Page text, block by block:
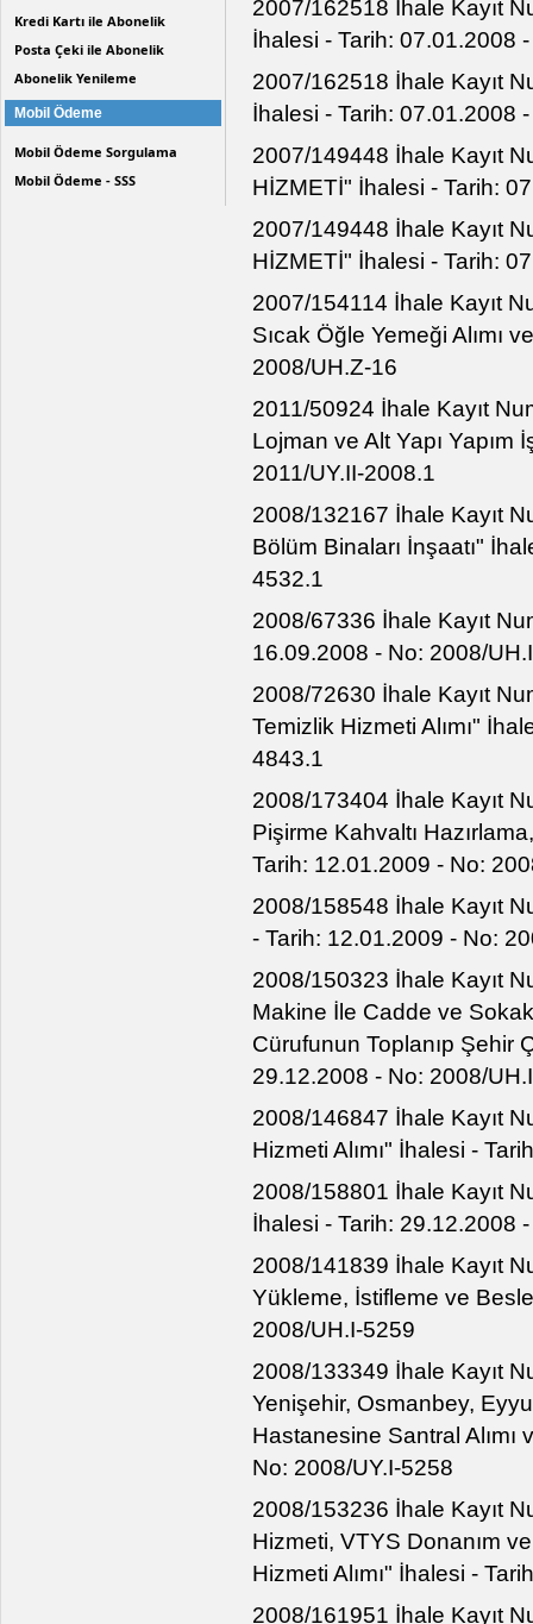
Kredi Kartı ile Abonelik
Posta Çeki ile Abonelik
Abonelik Yenileme
Mobil Ödeme
Mobil Ödeme Sorgulama
Mobil Ödeme - SSS
2007/162518 İhale Kayıt
İhalesi - Tarih: 07.01.2008
2007/162518 İhale Kayıt
İhalesi - Tarih: 07.01.2008
2007/149448 İhale Kayıt
HİZMETİ" İhalesi - Tarih:
2007/149448 İhale Kayıt
HİZMETİ" İhalesi - Tarih:
2007/154114 İhale Kayıt
Sıcak Öğle Yemeği Alımı
2008/UH.Z-16
2011/50924 İhale Kayıt
Lojman ve Alt Yapı Yapım
2011/UY.II-2008.1
2008/132167 İhale Kayıt
Bölüm Binaları İnşaatı"
4532.1
2008/67336 İhale Kayıt
16.09.2008 - No: 2008/
2008/72630 İhale Kayıt
Temizlik Hizmeti Alımı"
4843.1
2008/173404 İhale Kayıt
Pişirme Kahvaltı
Tarih: 12.01.2009 - No:
2008/158548 İhale Kayıt
- Tarih: 12.01.2009 - No:
2008/150323 İhale Kayıt
Makine İle Cadde ve
Cürufunun Toplanıp Şehir
29.12.2008 - No: 2008/
2008/146847 İhale Kayıt
Hizmeti Alımı" İhalesi -
2008/158801 İhale Kayıt
İhalesi - Tarih: 29.12.2008
2008/141839 İhale Kayıt
Yükleme, İstifleme ve
2008/UH.I-5259
2008/133349 İhale Kayıt
Yenişehir, Osmanbey,
Hastanesine Santral Alımı
No: 2008/UY.I-5258
2008/153236 İhale Kayıt
Hizmeti, VTYS Donanım
Hizmeti Alımı" İhalesi -
2008/161951 İhale Kayıt